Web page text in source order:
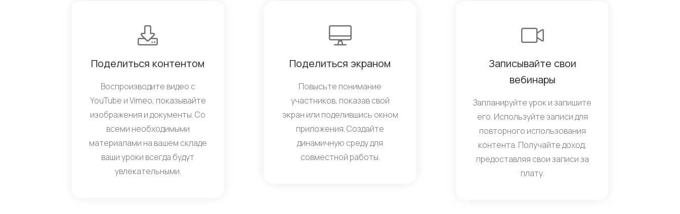
Поделиться контентом
Воспроизводите видео с
YouTube и Vimeo, показывайте
изображения и документы. Со
всеми необходимыми
материалами на вашем складе
ваши уроки всегда будут
увлекательными.
Поделиться экраном
Повысьте понимание
участников, показав свой
экран или поделившись окном
приложения. Создайте
динамичную среду для
совместной работы.
Записывайте свои
вебинары
Запланируйте урок и запишите
его. Используйте записи для
повторного использования
контента. Получайте доход,
предоставляя свои записи за
плату.